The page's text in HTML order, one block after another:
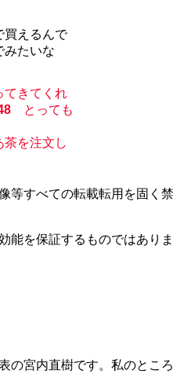
買えるんで
みたいな
てきてくれ
とっても
茶を注文し
等すべての転載転用を固く禁
能を保証するものではありま
の宮内直樹です。私のところ